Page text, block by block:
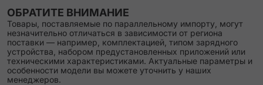
ОБРАТИТЕ ВНИМАНИЕ
Товары, поставляемые по параллельному импорту, могут
незначительно отличаться в зависимости от региона
поставки — например, комплектацией, типом зарядного
устройства, набором предустановленных приложений или
техническими характеристиками. Актуальные параметры и
особенности модели вы можете уточнить у наших
менеджеров.